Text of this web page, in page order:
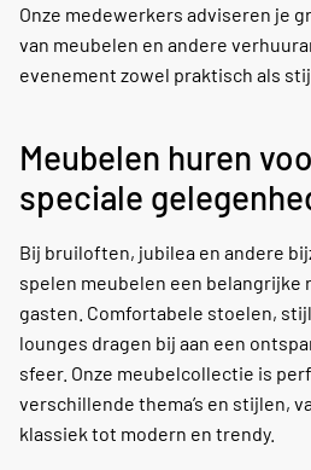
Onze medewerkers adviseren je
van meubelen en andere
evenement zowel praktisch als
Meubelen huren
speciale
Bij bruiloften, jubilea en andere
spelen meubelen een belangrijke
gasten. Comfortabele stoelen,
lounges dragen bij aan een
sfeer. Onze meubelcollectie is
verschillende thema’s en stijlen,
klassiek tot modern en trendy.